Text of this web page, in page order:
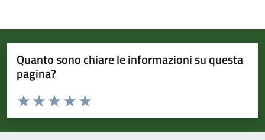
Quanto sono chiare le informazioni su questa
pagina?
Valuta da 1 a 5 stelle la pagina
Valuta 5 stelle su 5
Valuta 4 stelle su 5
Valuta 3 stelle su 5
Valuta 2 stelle su 5
Valuta 1 stelle su 5